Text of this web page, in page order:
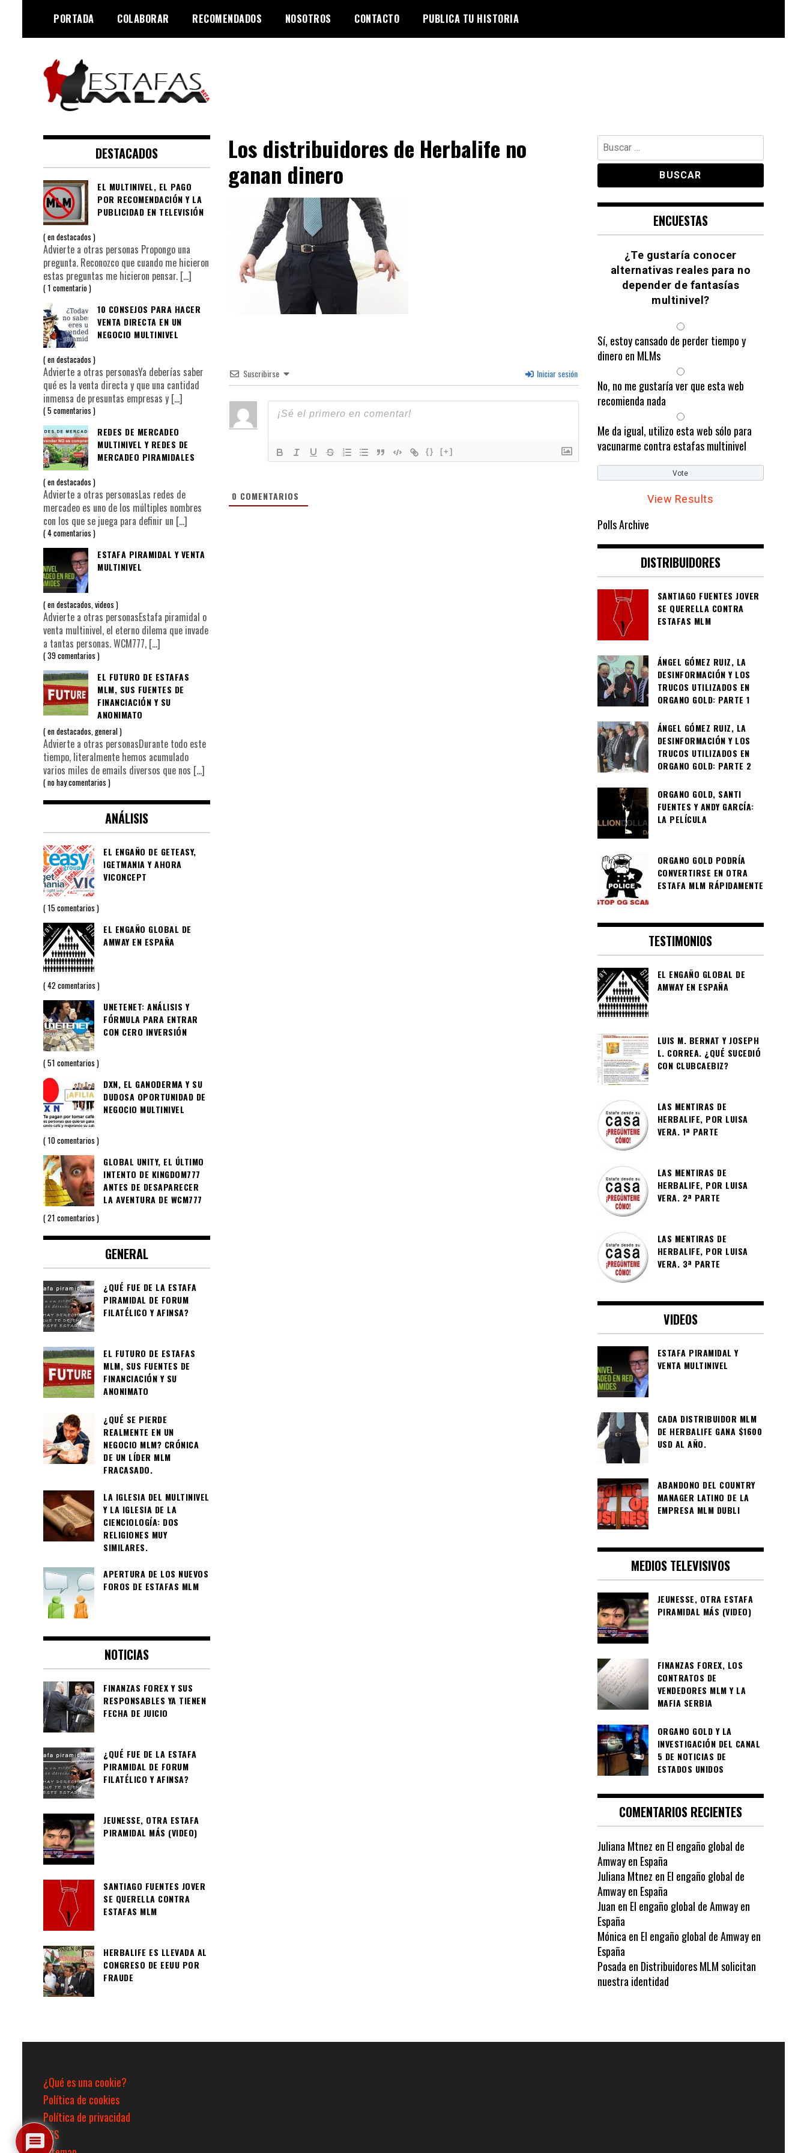
contenido
PORTADA COLABORAR RECOMENDADOS NOSOTROS CONTACTO PUBLICA TU HISTORIA
Estafas MLM
piramidales
Los distribuidores de Herbalife no
ganan dinero
Suscribirse Iniciar sesión
{} [+]
0 COMENTARIOS
DESTACADOS
EL MULTINIVEL, EL PAGO
POR RECOMENDACIÓN Y LA
PUBLICIDAD EN TELEVISIÓN
endestacados
Advierte a otras personas Propongo una
pregunta. Reconozco que cuando me hicieron
estas preguntas me hicieron pensar. […]
1 comentario
10 CONSEJOS PARA HACER
VENTA DIRECTA EN UN
NEGOCIO MULTINIVEL
endestacados
Advierte a otras personasYa deberías saber
qué es la venta directa y que una cantidad
inmensa de presuntas empresas y […]
5 comentarios
REDES DE MERCADEO
MULTINIVEL Y REDES DE
MERCADEO PIRAMIDALES
endestacados
Advierte a otras personasLas redes de
mercadeo es uno de los múltiples nombres
con los que se juega para definir un […]
4 comentarios
ESTAFA PIRAMIDAL Y VENTA
MULTINIVEL
endestacados videos
Advierte a otras personasEstafa piramidal o
venta multinivel, el eterno dilema que invade
a tantas personas. WCM777, […]
39 comentarios
EL FUTURO DE ESTAFAS
MLM, SUS FUENTES DE
FINANCIACIÓN Y SU
ANONIMATO
endestacados,general
Advierte a otras personasDurante todo este
tiempo, literalmente hemos acumulado
varios miles de emails diversos que nos […]
no hay comentarios
ANÁLISIS
EL ENGAÑO DE GETEASY,
IGETMANIA Y AHORA
VICONCEPT
15 comentarios
EL ENGAÑO GLOBAL DE
AMWAY EN ESPAÑA
42 comentarios
UNETENET: ANÁLISIS Y
FÓRMULA PARA ENTRAR
CON CERO INVERSIÓN
51 comentarios
DXN, EL GANODERMA Y SU
DUDOSA OPORTUNIDAD DE
NEGOCIO MULTINIVEL
10 comentarios
GLOBAL UNITY, EL ÚLTIMO
INTENTO DE KINGDOM777
ANTES DE DESAPARECER
LA AVENTURA DE WCM777
21 comentarios
GENERAL
¿QUÉ FUE DE LA ESTAFA
PIRAMIDAL DE FORUM
FILATÉLICO Y AFINSA?
EL FUTURO DE ESTAFAS
MLM, SUS FUENTES DE
FINANCIACIÓN Y SU
ANONIMATO
¿QUÉ SE PIERDE
REALMENTE EN UN
NEGOCIO MLM? CRÓNICA
DE UN LÍDER MLM
FRACASADO.
LA IGLESIA DEL MULTINIVEL
Y LA IGLESIA DE LA
CIENCIOLOGÍA: DOS
RELIGIONES MUY
SIMILARES.
APERTURA DE LOS NUEVOS
FOROS DE ESTAFAS MLM
NOTICIAS
FINANZAS FOREX Y SUS
RESPONSABLES YA TIENEN
FECHA DE JUICIO
¿QUÉ FUE DE LA ESTAFA
PIRAMIDAL DE FORUM
FILATÉLICO Y AFINSA?
JEUNESSE, OTRA ESTAFA
PIRAMIDAL MÁS (VIDEO)
SANTIAGO FUENTES JOVER
SE QUERELLA CONTRA
ESTAFAS MLM
HERBALIFE ES LLEVADA AL
CONGRESO DE EEUU POR
FRAUDE
Buscar:
ENCUESTAS
¿Te gustaría conocer
alternativas reales para no
depender de fantasías
multinivel?
Sí, estoy cansado de perder tiempo y
dinero en MLMs
No, no me gustaría ver que esta web
recomienda nada
Me da igual, utilizo esta web sólo para
vacunarme contra estafas multinivel
View Results
Polls Archive
DISTRIBUIDORES
SANTIAGO FUENTES JOVER
SE QUERELLA CONTRA
ESTAFAS MLM
ÁNGEL GÓMEZ RUIZ, LA
DESINFORMACIÓN Y LOS
TRUCOS UTILIZADOS EN
ORGANO GOLD: PARTE 1
ÁNGEL GÓMEZ RUIZ, LA
DESINFORMACIÓN Y LOS
TRUCOS UTILIZADOS EN
ORGANO GOLD: PARTE 2
ORGANO GOLD, SANTI
FUENTES Y ANDY GARCÍA:
LA PELÍCULA
ORGANO GOLD PODRÍA
CONVERTIRSE EN OTRA
ESTAFA MLM RÁPIDAMENTE
TESTIMONIOS
EL ENGAÑO GLOBAL DE
AMWAY EN ESPAÑA
LUIS M. BERNAT Y JOSEPH
L. CORREA. ¿QUÉ SUCEDIÓ
CON CLUBCAEBIZ?
LAS MENTIRAS DE
HERBALIFE, POR LUISA
VERA. 1ª PARTE
LAS MENTIRAS DE
HERBALIFE, POR LUISA
VERA. 2ª PARTE
LAS MENTIRAS DE
HERBALIFE, POR LUISA
VERA. 3ª PARTE
VIDEOS
ESTAFA PIRAMIDAL Y
VENTA MULTINIVEL
CADA DISTRIBUIDOR MLM
DE HERBALIFE GANA $1600
USD AL AÑO.
ABANDONO DEL COUNTRY
MANAGER LATINO DE LA
EMPRESA MLM DUBLI
MEDIOS TELEVISIVOS
JEUNESSE, OTRA ESTAFA
PIRAMIDAL MÁS (VIDEO)
FINANZAS FOREX, LOS
CONTRATOS DE
VENDEDORES MLM Y LA
MAFIA SERBIA
ORGANO GOLD Y LA
INVESTIGACIÓN DEL CANAL
5 DE NOTICIAS DE
ESTADOS UNIDOS
COMENTARIOS RECIENTES
Juliana Mtnez en El engaño global de
Amway en España
Juliana Mtnez en El engaño global de
Amway en España
Juan en El engaño global de Amway en
España
Mónica en El engaño global de Amway en
España
Posada en Distribuidores MLM solicitan
nuestra identidad
¿Qué es una cookie?
Política de cookies
Política de privacidad
RSS